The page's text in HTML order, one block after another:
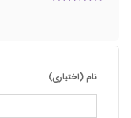
نام (اختیاری)